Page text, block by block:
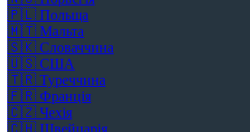
🇵🇱 Польща
🇲🇹 Мальта
🇸🇰 Словаччина
🇺🇸 США
🇹🇷 Туреччина
🇫🇷 Франція
🇨🇿 Чехія
🇨🇭 Швейцарія